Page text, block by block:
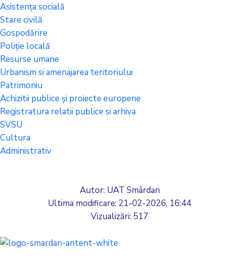
Asistența socială
Stare civilă
Gospodărire
Poliție locală
Resurse umane
Urbanism si amenajarea teritoriului
Patrimoniu
Achizitii publice și proiecte europene
Registratura relatii publice si arhiva
SVSU
Cultura
Administrativ
Autor: UAT Smârdan
Ultima modificare: 21-02-2026, 16:44
Vizualizări: 517